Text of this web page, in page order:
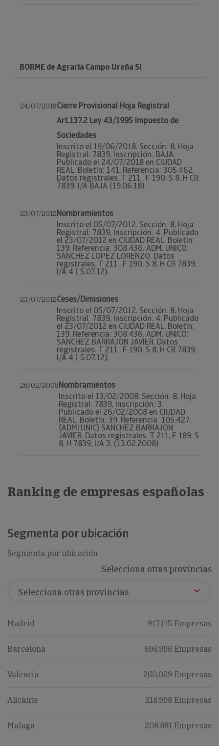
BORME de Agraria Campo Ureña Sl
24/07/2018Cierre Provisional Hoja Registral
Art.137.2 Ley 43/1995 Impuesto de
Sociedades
Inscrito el 19/06/2018. Sección: 8, Hoja
Registral: 7839, Inscripción: BAJA.
Publicado el 24/07/2018 en CIUDAD
REAL. Boletín: 141, Referencia: 305.462.
Datos registrales. T 211 , F 190, S 8, H CR
7839, I/A BAJA (19.06.18).
23/07/2012Nombramientos
Inscrito el 05/07/2012. Sección: 8, Hoja
Registral: 7839, Inscripción: 4. Publicado
el 23/07/2012 en CIUDAD REAL. Boletín:
139, Referencia: 308.436. ADM. UNICO:
SANCHEZ LOPEZ LORENZO. Datos
registrales. T 211 , F 190, S 8, H CR 7839,
I/A 4 ( 5.07.12).
23/07/2012Ceses/Dimisiones
Inscrito el 05/07/2012. Sección: 8, Hoja
Registral: 7839, Inscripción: 4. Publicado
el 23/07/2012 en CIUDAD REAL. Boletín:
139, Referencia: 308.436. ADM. UNICO:
SANCHEZ BARRAJON JAVIER. Datos
registrales. T 211 , F 190, S 8, H CR 7839,
I/A 4 ( 5.07.12).
26/02/2008Nombramientos
Inscrito el 13/02/2008. Sección: 8, Hoja
Registral: 7839, Inscripción: 3.
Publicado el 26/02/2008 en CIUDAD
REAL. Boletín: 39, Referencia: 105.427.
{ADMI.UNIC} SANCHEZ BARRAJON
JAVIER. Datos registrales. T 211, F 189, S
8, H 7839, I/A 3, (13.02.2008)
Ranking de empresas españolas
Segmenta por ubicación
Segmenta por ubicación
Selecciona otras provincias
Madrid 917,115 Empresas
Barcelona 696,996 Empresas
Valencia 260,029 Empresas
Alicante 218,998 Empresas
Malaga 208,881 Empresas